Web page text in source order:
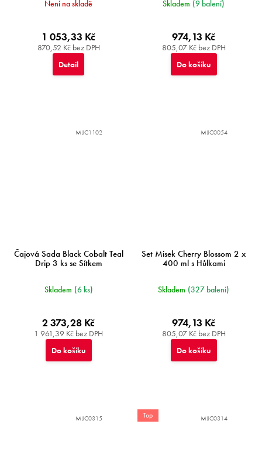
Není na skladě
870,52 Kč bez DPH
1 053,33 Kč
Detail
Skladem (9 balení)
805,07 Kč bez DPH
974,13 Kč
Do košíku
Čajová Sada Black Cobalt Teal
Drip 3 ks se Sítkem
Skladem (6 ks)
1 961,39 Kč bez DPH
2 373,28 Kč
Do košíku
MIJC1102
Set Misek Cherry Blossom 2 x
400 ml s Hůlkami
Skladem (327 balení)
805,07 Kč bez DPH
974,13 Kč
Do košíku
MIJC0054
MIJC0315 Top MIJC0314